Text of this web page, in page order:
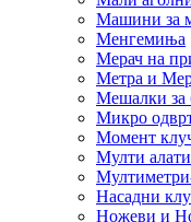
Машини за
Менгемиња
Мерач на
Метра и
Мешалки за
Микро
Момент
Мулти алати
Насадни
Ножеви и